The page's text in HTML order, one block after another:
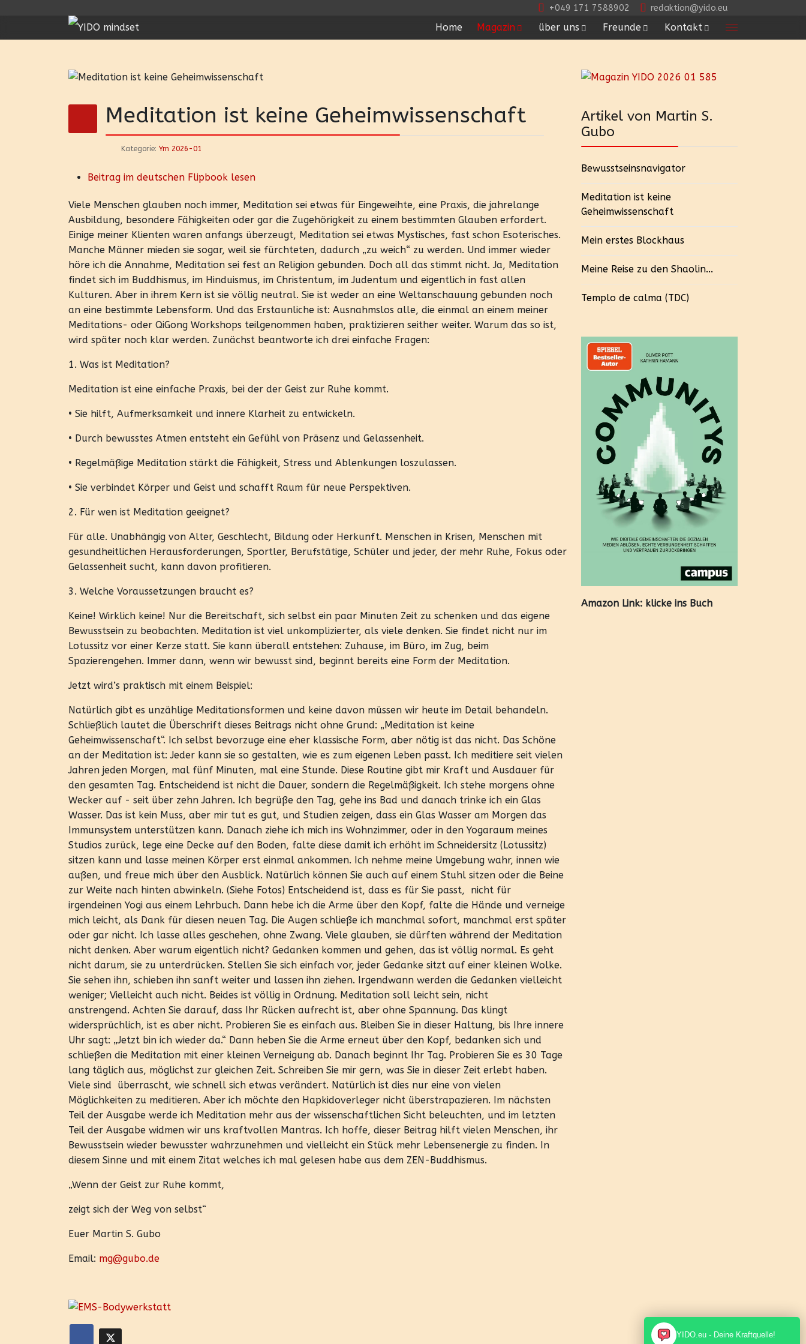
+049 171 7588902 redaktion@yido.eu
Home Magazin über uns Freunde Kontakt
Meditation ist keine Geheimwissenschaft
Kategorie: Ym 2026-01
Beitrag im deutschen Flipbook lesen
Viele Menschen glauben noch immer, Meditation sei etwas für Eingeweihte, eine Praxis, die jahrelange
Ausbildung, besondere Fähigkeiten oder gar die Zugehörigkeit zu einem bestimmten Glauben erfordert.
Einige meiner Klienten waren anfangs überzeugt, Meditation sei etwas Mystisches, fast schon Esoterisches.
Manche Männer mieden sie sogar, weil sie fürchteten, dadurch „zu weich“ zu werden. Und immer wieder
höre ich die Annahme, Meditation sei fest an Religion gebunden. Doch all das stimmt nicht. Ja, Meditation
findet sich im Buddhismus, im Hinduismus, im Christentum, im Judentum und eigentlich in fast allen
Kulturen. Aber in ihrem Kern ist sie völlig neutral. Sie ist weder an eine Weltanschauung gebunden noch
an eine bestimmte Lebensform. Und das Erstaunliche ist: Ausnahmslos alle, die einmal an einem meiner
Meditations- oder QiGong Workshops teilgenommen haben, praktizieren seither weiter. Warum das so ist,
wird später noch klar werden. Zunächst beantworte ich drei einfache Fragen:
1. Was ist Meditation?
Meditation ist eine einfache Praxis, bei der der Geist zur Ruhe kommt.
• Sie hilft, Aufmerksamkeit und innere Klarheit zu entwickeln.
• Durch bewusstes Atmen entsteht ein Gefühl von Präsenz und Gelassenheit.
• Regelmäßige Meditation stärkt die Fähigkeit, Stress und Ablenkungen loszulassen.
• Sie verbindet Körper und Geist und schafft Raum für neue Perspektiven.
2. Für wen ist Meditation geeignet?
Für alle. Unabhängig von Alter, Geschlecht, Bildung oder Herkunft. Menschen in Krisen, Menschen mit
gesundheitlichen Herausforderungen, Sportler, Berufstätige, Schüler und jeder, der mehr Ruhe, Fokus oder
Gelassenheit sucht, kann davon profitieren.
3. Welche Voraussetzungen braucht es?
Keine! Wirklich keine! Nur die Bereitschaft, sich selbst ein paar Minuten Zeit zu schenken und das eigene
Bewusstsein zu beobachten. Meditation ist viel unkomplizierter, als viele denken. Sie findet nicht nur im
Lotussitz vor einer Kerze statt. Sie kann überall entstehen: Zuhause, im Büro, im Zug, beim
Spazierengehen. Immer dann, wenn wir bewusst sind, beginnt bereits eine Form der Meditation.
Jetzt wird’s praktisch mit einem Beispiel:
Natürlich gibt es unzählige Meditationsformen und keine davon müssen wir heute im Detail behandeln.
Schließlich lautet die Überschrift dieses Beitrags nicht ohne Grund: „Meditation ist keine
Geheimwissenschaft“. Ich selbst bevorzuge eine eher klassische Form, aber nötig ist das nicht. Das Schöne
an der Meditation ist: Jeder kann sie so gestalten, wie es zum eigenen Leben passt. Ich meditiere seit vielen
Jahren jeden Morgen, mal fünf Minuten, mal eine Stunde. Diese Routine gibt mir Kraft und Ausdauer für
den gesamten Tag. Entscheidend ist nicht die Dauer, sondern die Regelmäßigkeit. Ich stehe morgens ohne
Wecker auf - seit über zehn Jahren. Ich begrüße den Tag, gehe ins Bad und danach trinke ich ein Glas
Wasser. Das ist kein Muss, aber mir tut es gut, und Studien zeigen, dass ein Glas Wasser am Morgen das
Immunsystem unterstützen kann. Danach ziehe ich mich ins Wohnzimmer, oder in den Yogaraum meines
Studios zurück, lege eine Decke auf den Boden, falte diese damit ich erhöht im Schneidersitz (Lotussitz)
sitzen kann und lasse meinen Körper erst einmal ankommen. Ich nehme meine Umgebung wahr, innen wie
außen, und freue mich über den Ausblick. Natürlich können Sie auch auf einem Stuhl sitzen oder die Beine
zur Weite nach hinten abwinkeln. (Siehe Fotos) Entscheidend ist, dass es für Sie passt, nicht für
irgendeinen Yogi aus einem Lehrbuch. Dann hebe ich die Arme über den Kopf, falte die Hände und verneige
mich leicht, als Dank für diesen neuen Tag. Die Augen schließe ich manchmal sofort, manchmal erst später
oder gar nicht. Ich lasse alles geschehen, ohne Zwang. Viele glauben, sie dürften während der Meditation
nicht denken. Aber warum eigentlich nicht? Gedanken kommen und gehen, das ist völlig normal. Es geht
nicht darum, sie zu unterdrücken. Stellen Sie sich einfach vor, jeder Gedanke sitzt auf einer kleinen Wolke.
Sie sehen ihn, schieben ihn sanft weiter und lassen ihn ziehen. Irgendwann werden die Gedanken vielleicht
weniger; Vielleicht auch nicht. Beides ist völlig in Ordnung. Meditation soll leicht sein, nicht
anstrengend. Achten Sie darauf, dass Ihr Rücken aufrecht ist, aber ohne Spannung. Das klingt
widersprüchlich, ist es aber nicht. Probieren Sie es einfach aus. Bleiben Sie in dieser Haltung, bis Ihre innere
Uhr sagt: „Jetzt bin ich wieder da.“ Dann heben Sie die Arme erneut über den Kopf, bedanken sich und
schließen die Meditation mit einer kleinen Verneigung ab. Danach beginnt Ihr Tag. Probieren Sie es 30 Tage
lang täglich aus, möglichst zur gleichen Zeit. Schreiben Sie mir gern, was Sie in dieser Zeit erlebt haben.
Viele sind überrascht, wie schnell sich etwas verändert. Natürlich ist dies nur eine von vielen
Möglichkeiten zu meditieren. Aber ich möchte den Hapkidoverleger nicht überstrapazieren. Im nächsten
Teil der Ausgabe werde ich Meditation mehr aus der wissenschaftlichen Sicht beleuchten, und im letzten
Teil der Ausgabe widmen wir uns kraftvollen Mantras. Ich hoffe, dieser Beitrag hilft vielen Menschen, ihr
Bewusstsein wieder bewusster wahrzunehmen und vielleicht ein Stück mehr Lebensenergie zu finden. In
diesem Sinne und mit einem Zitat welches ich mal gelesen habe aus dem ZEN-Buddhismus.
„Wenn der Geist zur Ruhe kommt,
zeigt sich der Weg von selbst“
Euer Martin S. Gubo
Email: mg@gubo.de
Artikel von Martin S.
Gubo
Bewusstseinsnavigator
Meditation ist keine
Geheimwissenschaft
Mein erstes Blockhaus
Meine Reise zu den Shaolin...
Templo de calma (TDC)
Amazon Link: klicke ins Buch
YIDO.eu - Deine Kraftquelle!